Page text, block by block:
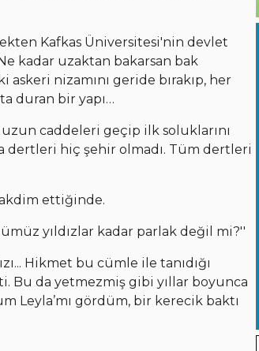
Kafkas Üniversitesi'nin devlet
kadar uzaktan bakarsan bak
nizamını geride bırakıp, her
duran bir yapı…
caddeleri geçip ilk soluklarını
dertleri hiç şehir olmadı. Tüm dertleri
ettiğinde.
yıldızlar kadar parlak değil mi?''
Hikmet bu cümle ile tanıdığı
Bu da yetmezmiş gibi yıllar boyunca
Leyla’mı gördüm, bir kerecik baktı